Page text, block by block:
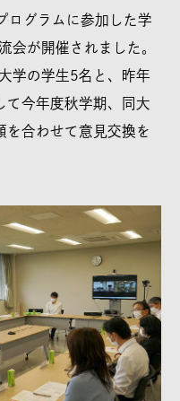
グラムに参加した学
会が開催されました。
学の学生5名と、昨年
て今年度秋学期、同大
を合わせて意見交換を